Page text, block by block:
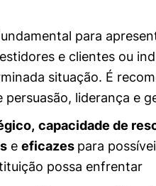
para
e clientes ou
situação. É
persuasão, liderança e
capacidade de
e eficazes para
possa enfrentar